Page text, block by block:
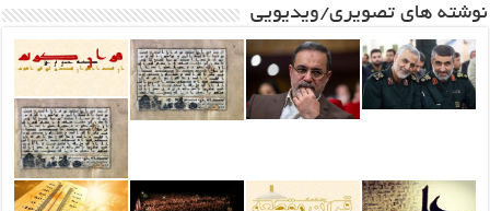
نوشته های تصویری/ویدیویی